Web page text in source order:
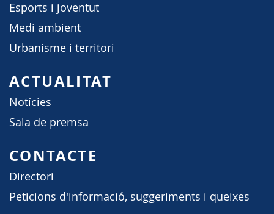
Esports i joventut
Medi ambient
Urbanisme i territori
ACTUALITAT
Notícies
Sala de premsa
CONTACTE
Directori
Peticions d'informació, suggeriments i queixes